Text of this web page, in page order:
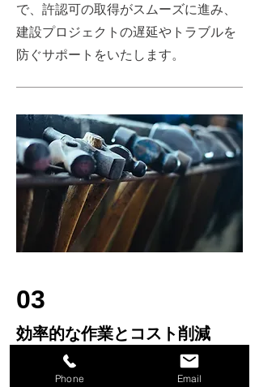
で、許認可の取得がスムーズに進み、
建設プロジェクトの遅延やトラブルを
防ぐサポートをいたします。
03
効率的な作業とコスト削減
適切な施工計画や仮設構造計算を行う
Phone Email